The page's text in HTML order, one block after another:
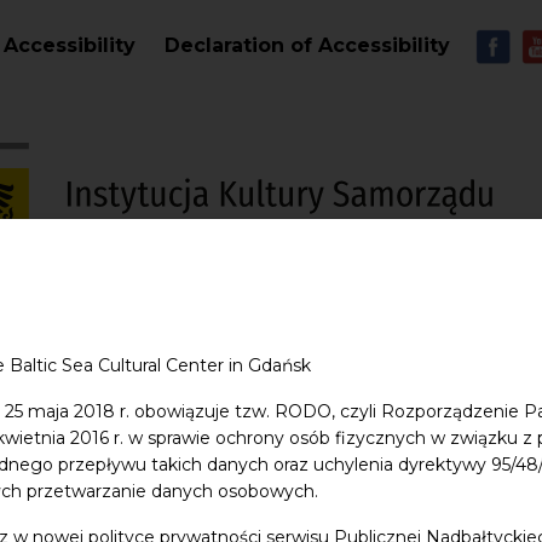
Sea Cultural Center in Gdańsk
maja 2018 r. obowiązuje tzw. RODO, czyli Rozporządzenie
2016 r. w sprawie ochrony osób fizycznych w związku
przepływu takich danych oraz uchylenia dyrektywy 95/
przetwarzanie danych osobowych.
w nowej polityce prywatności serwisu Publicznej
Accessibility Declaration of Accessibility
Education Shop Contact